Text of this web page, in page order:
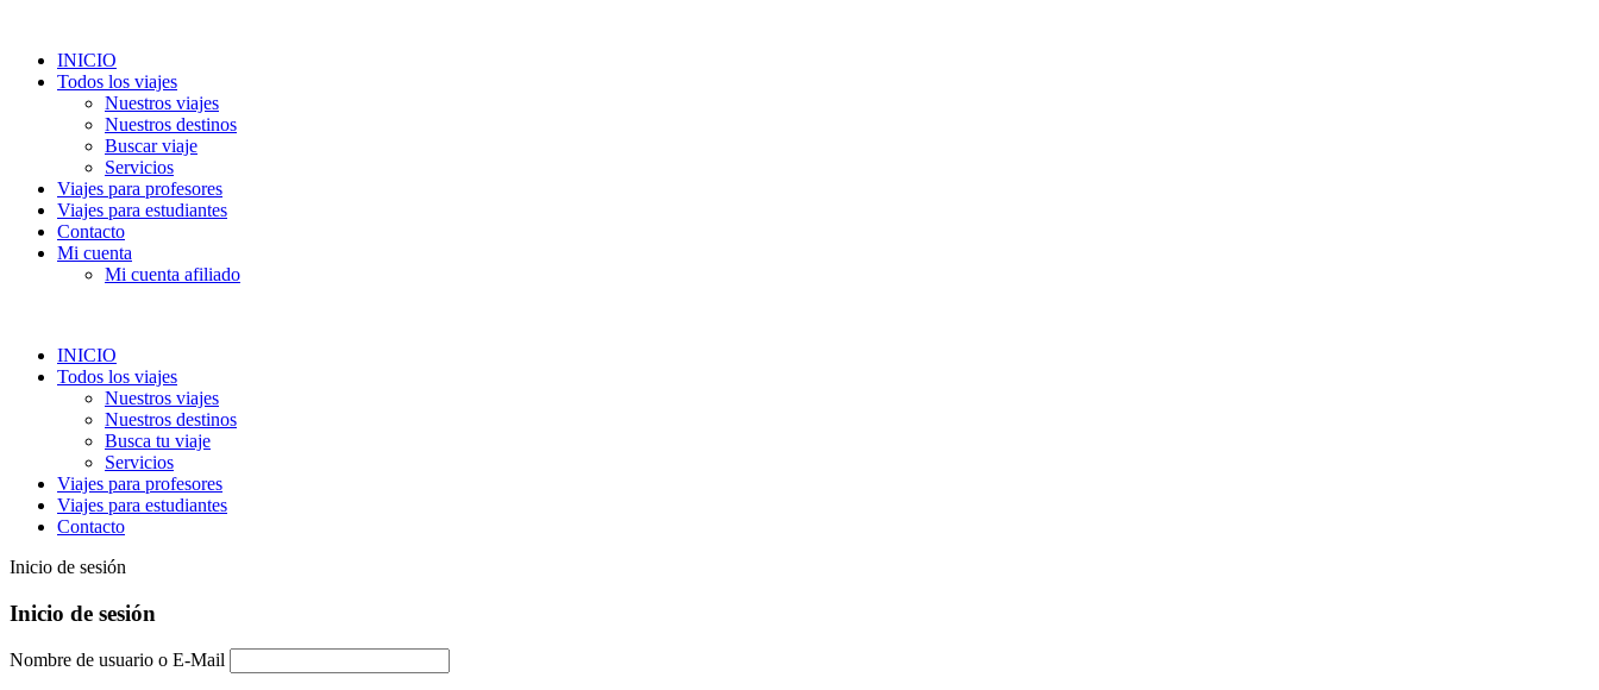
INICIO
Todos los viajes
Nuestros viajes
Nuestros destinos
Buscar viaje
Servicios
Viajes para profesores
Viajes para estudiantes
Contacto
Mi cuenta
Mi cuenta afiliado
INICIO
Todos los viajes
Nuestros viajes
Nuestros destinos
Busca tu viaje
Servicios
Viajes para profesores
Viajes para estudiantes
Contacto
Inicio de sesión
Inicio de sesión
Nombre de usuario o E-Mail